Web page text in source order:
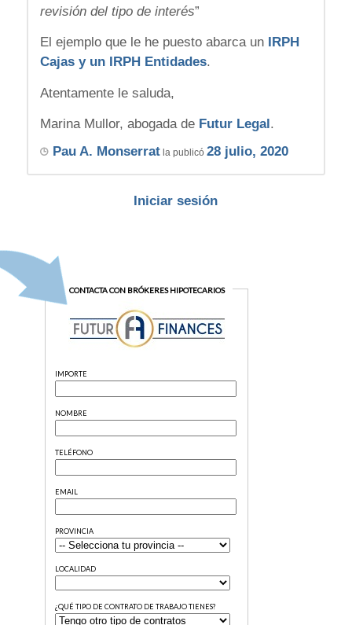
revisión del tipo de interés”
El ejemplo que le he puesto abarca un
IRPH
Cajas y un IRPH Entidades.
Atentamente le saluda,
Marina Mullor, abogada de Futur Legal.
Pau A. Monserratla publicó 28 julio, 2020
Iniciar sesión